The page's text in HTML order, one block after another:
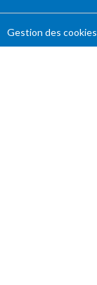
Gestion des cookies